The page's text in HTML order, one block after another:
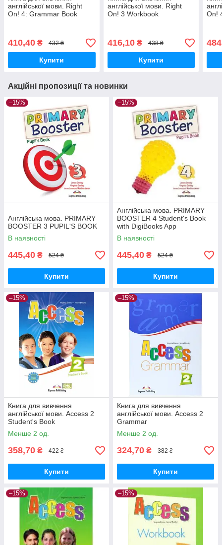
англійської мови. Right
On! 4: Grammar Book
410,40 ₴ 432 ₴
Купити
англійської мови. Right
On! 3 Workbook
416,10₴ 438 ₴
Купити
On!
Акційні пропозиції та новинки
–15%
Англійська мова. PRIMARY
BOOSTER 3 PUPIL'S BOOK
В наявності
445,40 ₴ 524 ₴
Купити
–15%
Англійська мова. PRIMARY
BOOSTER 4 Student's Book
with DigiBooks App
В наявності
445,40 ₴ 524 ₴
Купити
–15%
Книга для вивчення
англійської мови. Access 2
Student's Book
Менше 2 од.
358,70 ₴ 422 ₴
Купити
–15%
Книга для вивчення
англійської мови. Access 2
Grammar
Менше 2 од.
324,70 ₴ 382 ₴
Купити
–15% –15%